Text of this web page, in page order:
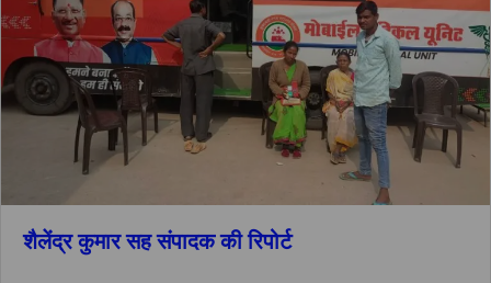
शैलेंद्र कुमार सह संपादक की रिपोर्ट